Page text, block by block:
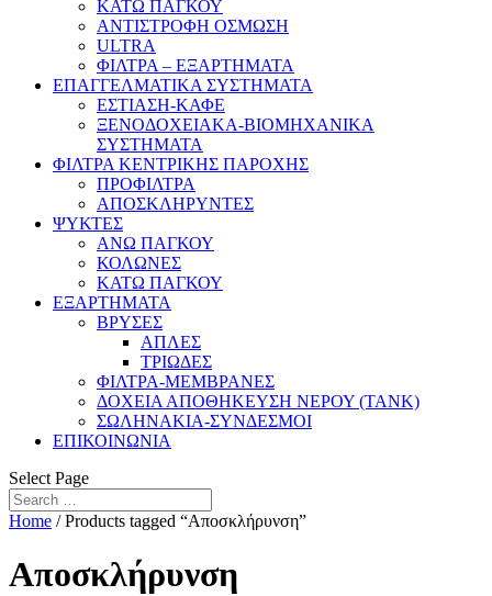
ΚΑΤΩ ΠΑΓΚΟΥ
ΑΝΤΙΣΤΡΟΦΗ ΟΣΜΩΣΗ
ULTRA
ΦΙΛΤΡΑ – ΕΞΑΡΤΗΜΑΤΑ
ΕΠΑΓΓΕΛΜΑΤΙΚΑ ΣΥΣΤΗΜΑΤΑ
ΕΣΤΙΑΣΗ-ΚΑΦΕ
ΞΕΝΟΔΟΧΕΙΑΚΑ-ΒΙΟΜΗΧΑΝΙΚΑ
ΣΥΣΤΗΜΑΤΑ
ΦΙΛΤΡΑ ΚΕΝΤΡΙΚΗΣ ΠΑΡΟΧΗΣ
ΠΡΟΦΙΛΤΡΑ
ΑΠΟΣΚΛΗΡΥΝΤΕΣ
ΨΥΚΤΕΣ
ΑΝΩ ΠΑΓΚΟΥ
ΚΟΛΩΝΕΣ
ΚΑΤΩ ΠΑΓΚΟΥ
ΕΞΑΡΤΗΜΑΤΑ
ΒΡΥΣΕΣ
ΑΠΛΕΣ
ΤΡΙΩΔΕΣ
ΦΙΛΤΡΑ-ΜΕΜΒΡΑΝΕΣ
ΔΟΧΕΙΑ ΑΠΟΘΗΚΕΥΣΗ ΝΕΡΟΥ (TANK)
ΣΩΛΗΝΑΚΙΑ-ΣΥΝΔΕΣΜΟΙ
ΕΠΙΚΟΙΝΩΝΙΑ
Select Page
Home / Products tagged “Αποσκλήρυνση”
Αποσκλήρυνση